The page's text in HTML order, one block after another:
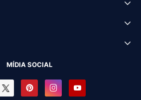
MÍDIA SOCIAL